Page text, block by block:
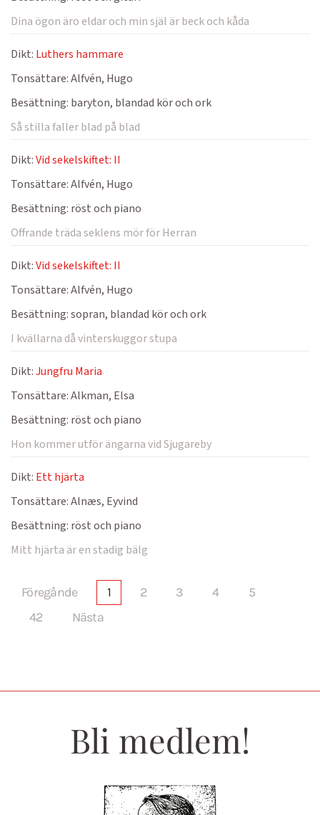
Dina ögon äro eldar och min själ är beck och kåda
Dikt: Luthers hammare
Tonsättare:Alfvén, Hugo
Besättning: baryton, blandad kör och ork
Så stilla faller blad på blad
Dikt:Vid sekelskiftet: II
Tonsättare:Alfvén, Hugo
Besättning: röst och piano
Offrande träda seklens mör för Herran
Dikt:Vid sekelskiftet: II
Tonsättare:Alfvén, Hugo
Besättning:sopran, blandad kör och ork
I kvällarna då vinterskuggor stupa
Dikt:Jungfru Maria
Tonsättare:Alkman, Elsa
Besättning: röst och piano
Hon kommer utför ängarna vid Sjugareby
Dikt: Ett hjärta
Tonsättare:Alnæs, Eyvind
Besättning: röst och piano
Mitt hjärta är en stadig bälg
Föregånde 1 2 3 4
5
42
Nästa
Bli medlem!